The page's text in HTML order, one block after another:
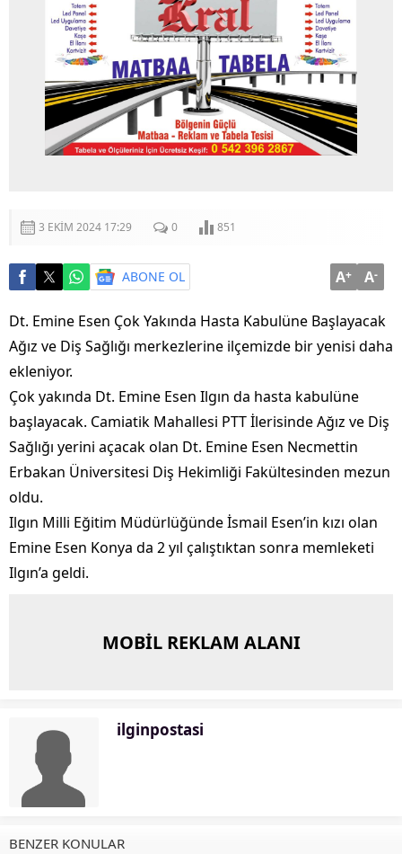
3 EKIM 2024 17:29 0 851
ABONE OL A+ A-
Dt. Emine Esen Çok Yakında Hasta Kabulüne Başlayacak
Ağız ve Diş Sağlığı merkezlerine ilçemizde bir yenisi daha
ekleniyor.
Çok yakında Dt. Emine Esen Ilgın da hasta kabulüne
başlayacak. Camiatik Mahallesi PTT İlerisinde Ağız ve Diş
Sağlığı yerini açacak olan Dt. Emine Esen Necmettin
Erbakan Üniversitesi Diş Hekimliği Fakültesinden mezun
oldu.
Ilgın Milli Eğitim Müdürlüğünde İsmail Esen’in kızı olan
Emine Esen Konya da 2 yıl çalıştıktan sonra memleketi
Ilgın’a geldi.
MOBİL REKLAM ALANI
ilginpostasi
BENZER KONULAR